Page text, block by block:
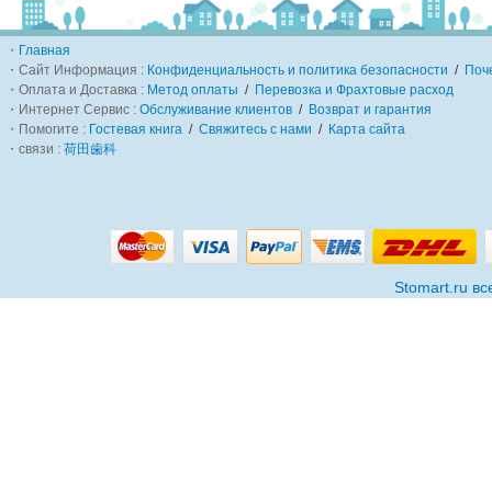
・ Главная
・Сайт Информация : Конфиденциальность и политика безопасности /
・Оплата и Доставка : Метод оплаты / Перевозка и Фрахтовые расход
・Интернет Сервис : Обслуживание клиентов / Возврат и гарантия
・Помогите : Гостевая книга / Свяжитесь с нами / Карта сайта
・связи : 荷田歯科
Stomart.ru